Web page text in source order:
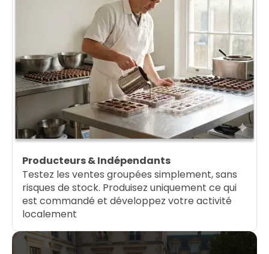
Producteurs & Indépendants
Testez les ventes groupées simplement, sans
risques de stock. Produisez uniquement ce qui
est commandé et développez votre activité
localement